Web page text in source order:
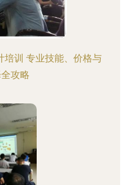
培训 专业技能、价格与
攻略